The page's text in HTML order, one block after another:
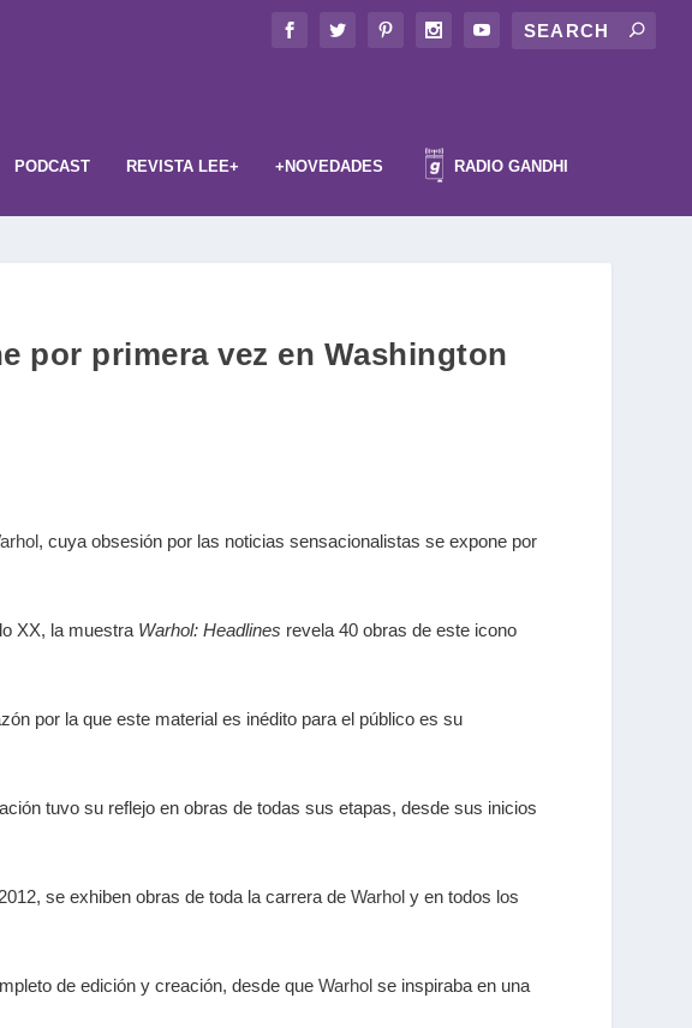
PODCAST REVISTA LEE+ +NOVEDADES RADIO GANDHI
por primera vez en Washington
, cuya obsesión por las noticias sensacionalistas se expone por
XX, la muestra Warhol: Headlines revela 40 obras de este icono
por la que este material es inédito para el público es su
tuvo su reflejo en obras de todas sus etapas, desde sus inicios
se exhiben obras de toda la carrera deWarhol y en todos los
de edición y creación, desde queWarhol se inspiraba en una